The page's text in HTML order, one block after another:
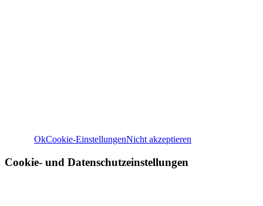
OkCookie-EinstellungenNicht akzeptieren
Cookie- und Datenschutzeinstellungen